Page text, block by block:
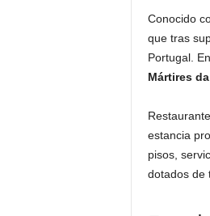
Conocido
que tras
Portugal.
Mártires
estancia
pisos,
dotados de